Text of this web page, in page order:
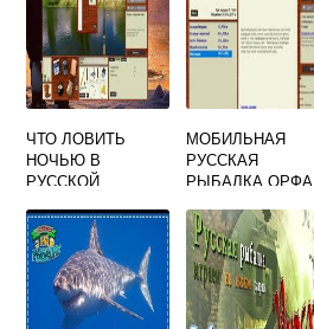
ЧТО ЛОВИТЬ
НОЧЬЮ В
РУССКОЙ
МОБИЛЬНАЯ
РУССКАЯ
РЫБАЛКА ОРФА